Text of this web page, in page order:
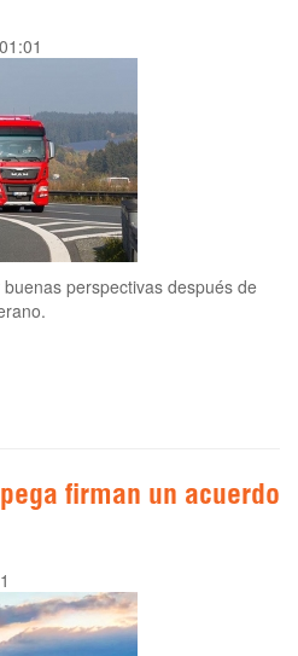
perspectivas después de
firman un acuerdo